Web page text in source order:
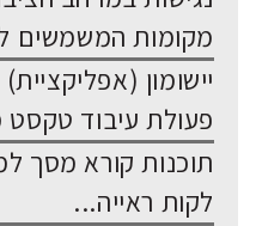
מקומות המשמשים
פעולת עיבוד
תוכנות קורא מסך
לקות ראייה...